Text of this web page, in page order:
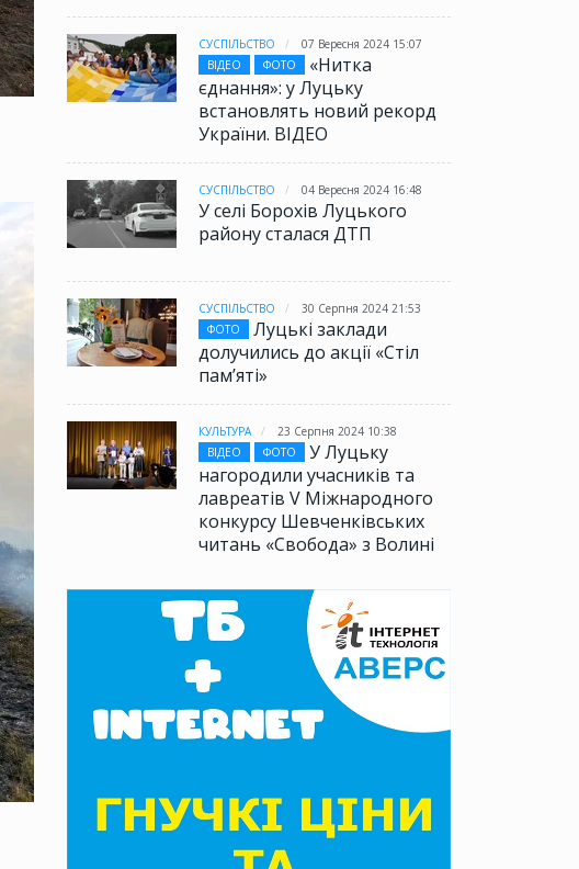
СУСПІЛЬСТВО
07 Вересня 2024 15:07
ВІДЕО
ФОТО
«Нитка
єднання»: у Луцьку
встановлять новий рекорд
України. ВІДЕО
СУСПІЛЬСТВО 04 Вересня 2024 16:48
У селі Борохів Луцького
району сталася ДТП
СУСПІЛЬСТВО
30 Серпня 2024 21:53
ФОТО
Луцькі заклади
долучились до акції «Стіл
памʼяті»
КУЛЬТУРА
23 Серпня 2024 10:38
ВІДЕО
ФОТО
У Луцьку
нагородили учасників та
лавреатів V Міжнародного
конкурсу Шевченківських
читань «Свобода» з Волині